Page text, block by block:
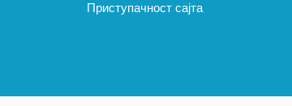
Приступачност сајта